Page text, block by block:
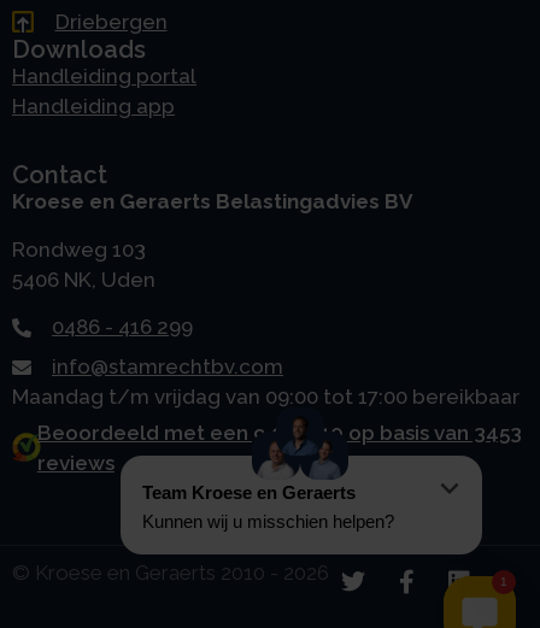
Driebergen
Downloads
Handleiding portal
Handleiding app
Contact
Kroese en Geraerts Belastingadvies BV
Rondweg 103
5406 NK, Uden
0486 - 416 299
info@stamrechtbv.com
Maandag t/m vrijdag van 09:00 tot 17:00 bereikbaar
Beoordeeld met een 9.0 uit 10 op basis van 3453
reviews
© Kroese en Geraerts 2010 - 2026